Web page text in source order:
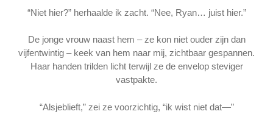
“Niet hier?” herhaalde ik zacht. “Nee, Ryan… juist hier.”
De jonge vrouw naast hem – ze kon niet ouder zijn dan
vijfentwintig – keek van hem naar mij, zichtbaar gespannen.
Haar handen trilden licht terwijl ze de envelop steviger
vastpakte.
“Alsjeblieft,” zei ze voorzichtig, “ik wist niet dat—”